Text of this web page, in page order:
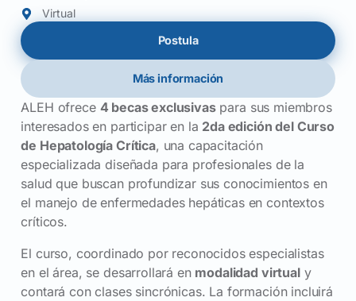
Virtual
Postula
Más información
ALEH ofrece 4 becas exclusivaspara sus miembros
interesados en participar en la 2da edición del Curso
de Hepatología Crítica, una capacitación
especializada diseñada para profesionales de la
salud que buscan profundizar sus conocimientos en
el manejo de enfermedades hepáticas en contextos
críticos.
El curso, coordinado por reconocidos especialistas
en el área, se desarrollará en modalidad virtualy
contará con clases sincrónicas. La formación incluirá